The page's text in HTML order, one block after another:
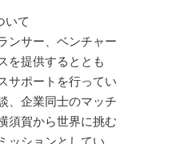
いて
ンサー、ベンチャー
を提供するととも
サポートを行ってい
、企業同士のマッチ
須賀から世界に挑む